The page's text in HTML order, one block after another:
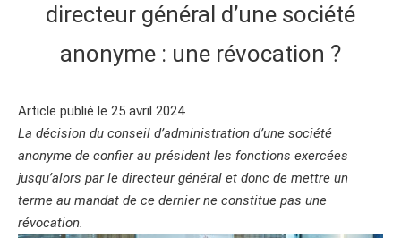
directeur général d’une société
anonyme : une révocation ?
Article publié le 25 avril 2024
La décision du conseil d’administration d’une société
anonyme de confier au président les fonctions exercées
jusqu’alors par le directeur général et donc de mettre un
terme au mandat de ce dernier ne constitue pas une
révocation.